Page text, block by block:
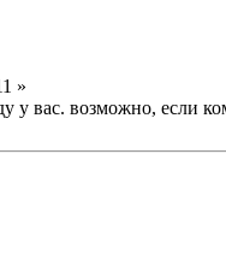
»
вас. возможно, если